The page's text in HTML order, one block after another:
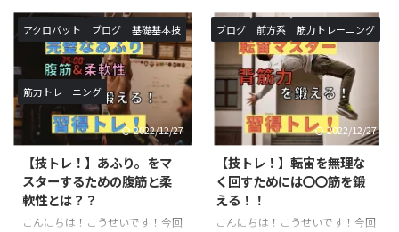
追加が決定いたしました。 《対
象校》◯SHOWBUZZ川崎校 毎
週 月曜日、火曜日〈新規追加ク
ラス〉バク転バク宙集中クラス
※小学生以上対象開講日（開講時
間）：月曜日（１６：１０〜１
７：２０）月額受講料 ￥９，９
００−バク転バク宙集中クラス
間）：火曜日（１６：１０〜１
７：２０）月額受講料 ￥９，９
００−アクロバットクラス ※小
学生以上対象開講日（開講時
です。以前ご紹介したスクワット
トレーニング中級の続編です！ス
クワットの名前を聞いたことや、
実際に行った事がある方も多いと
思います。本記事では、スクワッ
トにおける意識・正しい方法・上
級程度のレパートリーをご紹介し
ていきます！ スクワットと
と、上半身を垂直に伸ばしたまま
行う膝の屈伸運動です。一日に数
えきれないほど椅子に座ったり・
立ったりを行なっていますが、こ
アクロバット ブログ 基礎基本技
筋力トレーニング
2022/12/27
【技トレ！】あふり。をマ
スターするための腹筋と柔
軟性とは？？
こんにちは！こうせいです！今回
ブログ 前方系 筋力トレーニング
2022/12/27
【技トレ！】転宙を無理な
く回すためには〇〇筋を鍛
える！！
こんにちは！こうせいです！今回